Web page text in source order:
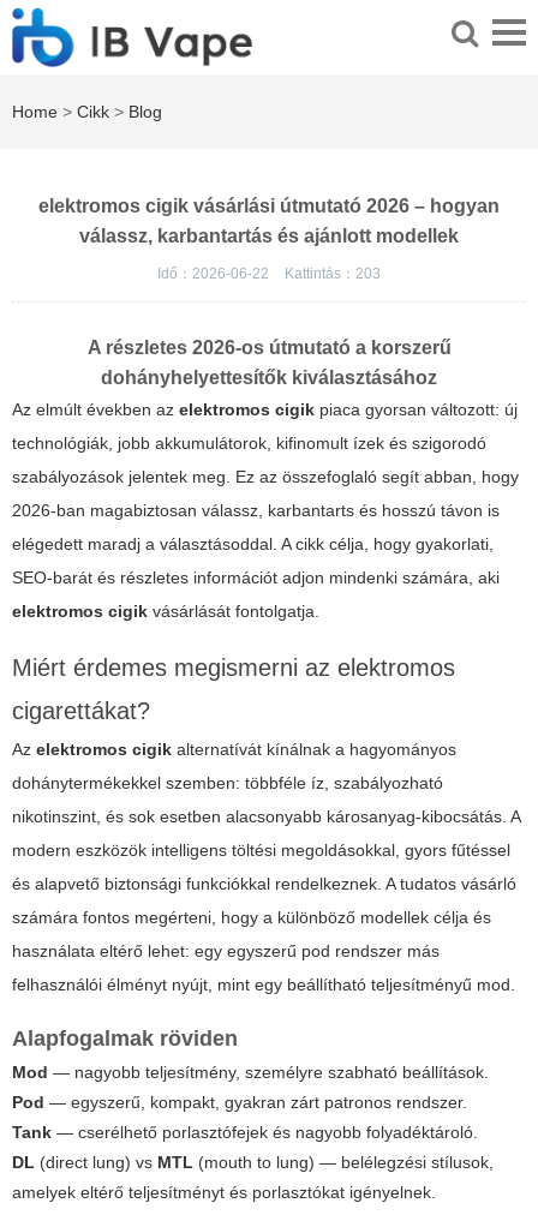
Home > Cikk > Blog
elektromos cigik vásárlási útmutató 2026 – hogyan
válassz, karbantartás és ajánlott modellek
Idő：2026-06-22 Kattintás： 203
A részletes 2026-os útmutató a korszerű
dohányhelyettesítők kiválasztásához
Az elmúlt években az elektromos cigik piaca gyorsan változott: új
technológiák, jobb akkumulátorok, kifinomult ízek és szigorodó
szabályozások jelentek meg. Ez az összefoglaló segít abban, hogy
2026-ban magabiztosan válassz, karbantarts és hosszú távon is
elégedett maradj a választásoddal. A cikk célja, hogy gyakorlati,
SEO-barát és részletes információt adjon mindenki számára, aki
elektromos cigik vásárlását fontolgatja.
Miért érdemes megismerni az elektromos
cigarettákat?
Az elektromos cigik alternatívát kínálnak a hagyományos
dohánytermékekkel szemben: többféle íz, szabályozható
nikotinszint, és sok esetben alacsonyabb károsanyag-kibocsátás. A
modern eszközök intelligens töltési megoldásokkal, gyors fűtéssel
és alapvető biztonsági funkciókkal rendelkeznek. A tudatos vásárló
számára fontos megérteni, hogy a különböző modellek célja és
használata eltérő lehet: egy egyszerű pod rendszer más
felhasználói élményt nyújt, mint egy beállítható teljesítményű mod.
Alapfogalmak röviden
Mod — nagyobb teljesítmény, személyre szabható beállítások.
Pod — egyszerű, kompakt, gyakran zárt patronos rendszer.
Tank — cserélhető porlasztófejek és nagyobb folyadéktároló.
DL (direct lung) vs MTL (mouth to lung) — belélegzési stílusok,
amelyek eltérő teljesítményt és porlasztókat igényelnek.